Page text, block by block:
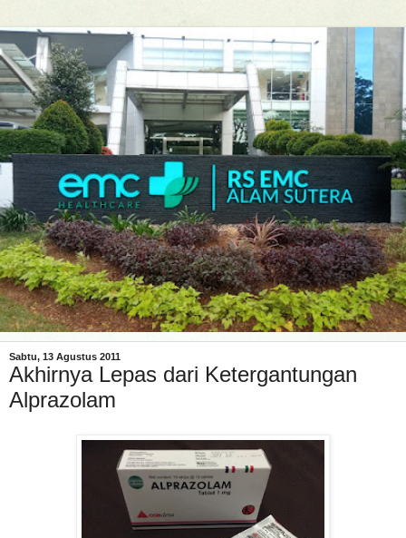
Sabtu, 13 Agustus 2011
Akhirnya Lepas dari Ketergantungan
Alprazolam